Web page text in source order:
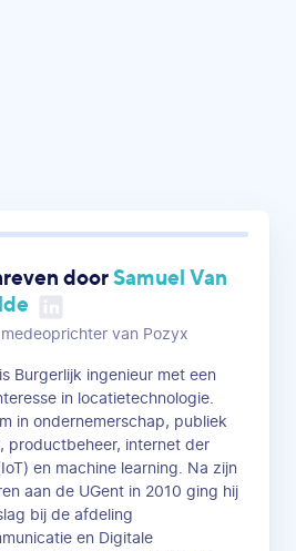
doorSamuel Van
medeoprichter van Pozyx
Burgerlijk ingenieur met een
in locatietechnologie.
in ondernemerschap, publiek
productbeheer, internet der
en machine learning. Na zijn
aan de UGent in 2010 ging hij
bij de afdeling
en Digitale